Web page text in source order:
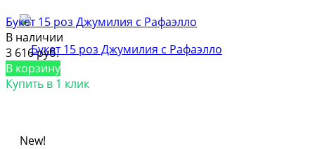
Букет 15 роз Джумилия с Рафаэлло
В наличии
3 616 руб.
В корзину
Купить в 1 клик
New!